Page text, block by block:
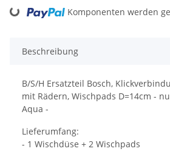
Loading... Komponenten werden
Beschreibung
B/S/H Ersatzteil Bosch,
mit Rädern, Wischpads D=14cm -
Aqua -
Lieferumfang:
- 1 Wischdüse + 2 Wischpads